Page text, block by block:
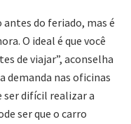
do feriado, mas é
O ideal é que você
de viajar”, aconselha
demanda nas oficinas
ser difícil realizar a
ser que o carro